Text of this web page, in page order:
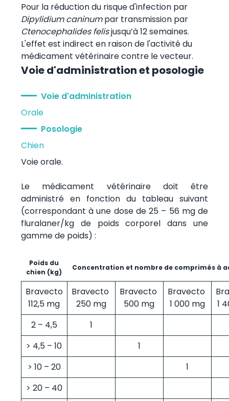
Pour la réduction du risque d'infection par
Dipylidium caninumpar transmission par
Ctenocephalides felisjusqu’à 12 semaines.
L'effet est indirect en raison de l'activité du
médicament vétérinaire contre le vecteur.
Voie d'administration et posologie
Voie d'administration
Orale
Posologie
Chien
Voie orale.
Le médicament vétérinaire doit être
administré en fonction du tableau suivant
(correspondant à une dose de 25 – 56 mg de
fluralaner/kg de poids corporel dans une
gamme de poids) :
Poids du
chien (kg)
Concentration et nombre de comprimés à
Bravecto
112,5 mg
Bravecto
250 mg
Bravecto
500 mg
Bravecto
1 000 mg
1
2 – 4,5
1
> 4,5 – 10
1
> 10 – 20
1
> 20 – 40